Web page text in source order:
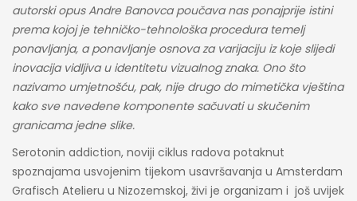
autorski opus Andre Banovca poučava nas ponajprije istini
prema kojoj je tehničko-tehnološka procedura temelj
ponavljanja, a ponavljanje osnova za varijaciju iz koje slijedi
inovacija vidljiva u identitetu vizualnog znaka. Ono što
nazivamo umjetnošću, pak, nije drugo do mimetička vještina
kako sve navedene komponente sačuvati u skučenim
granicama jedne slike.
Serotonin addiction, noviji ciklus radova potaknut
spoznajama usvojenim tijekom usavršavanja u Amsterdam
Grafisch Atelieru u Nizozemskoj, živi je organizam i još uvijek